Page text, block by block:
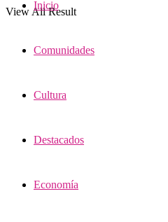
View All Result
Inicio
Comunidades
Cultura
Destacados
Economía